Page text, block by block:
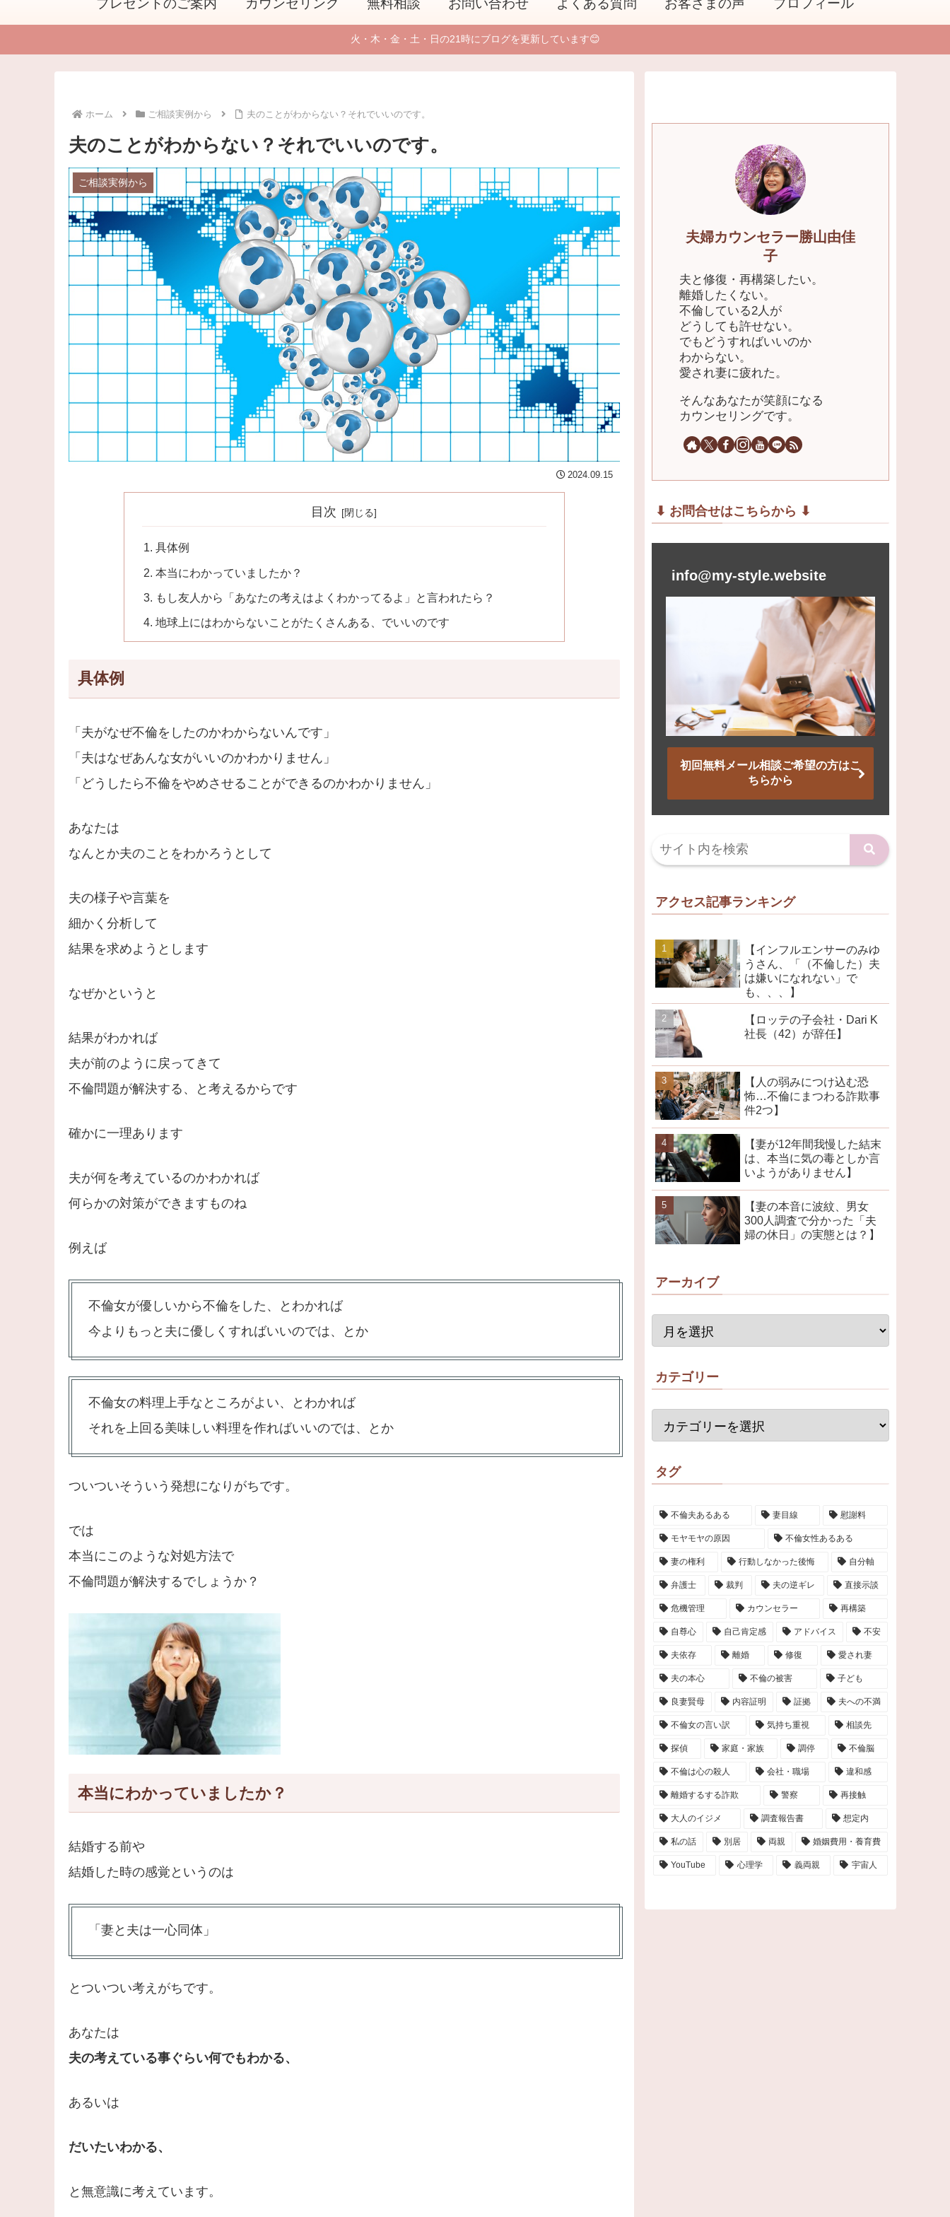
プレゼントのご案内 カウンセリング 無料相談 お問い合わせ よくある質問 お客さまの声 プロフィール
火・木・金・土・日の21時にブログを更新しています😊
ホーム ご相談実例から 夫のことがわからない？それでいいのです。
夫のことがわからない？それでいいのです。
ご相談実例から
2024.09.15
目次
具体例
本当にわかっていましたか？
もし友人から「あなたの考えはよくわかってるよ」と言われたら？
地球上にはわからないことがたくさんある、でいいのです
具体例
「夫がなぜ不倫をしたのかわからないんです」
「夫はなぜあんな女がいいのかわかりません」
「どうしたら不倫をやめさせることができるのかわかりません」
あなたは
なんとか夫のことをわかろうとして
夫の様子や言葉を
細かく分析して
結果を求めようとします
なぜかというと
結果がわかれば
夫が前のように戻ってきて
不倫問題が解決する、と考えるからです
確かに一理あります
夫が何を考えているのかわかれば
何らかの対策ができますものね
例えば
不倫女が優しいから不倫をした、とわかれば
今よりもっと夫に優しくすればいいのでは、とか
不倫女の料理上手なところがよい、とわかれば
それを上回る美味しい料理を作ればいいのでは、とか
ついついそういう発想になりがちです。
では
本当にこのような対処方法で
不倫問題が解決するでしょうか？
本当にわかっていましたか？
結婚する前や
結婚した時の感覚というのは
「妻と夫は一心同体」
とついつい考えがちです。
あなたは
夫の考えている事ぐらい何でもわかる、
あるいは
だいたいわかる、
と無意識に考えています。
夫婦カウンセラー勝山由佳
子
夫と修復・再構築したい。
離婚したくない。
不倫している2人が
どうしても許せない。
でもどうすればいいのか
わからない。
愛され妻に疲れた。
そんなあなたが笑顔になる
カウンセリングです。
⬇︎ お問合せはこちらから ⬇︎
info@my-style.website
初回無料メール相談ご希望の方はこ
ちらから
アクセス記事ランキング
【インフルエンサーのみゆ
うさん、「（不倫した）夫
は嫌いになれない」で
も、、、】
【ロッテの子会社・Dari K
社長（42）が辞任】
【人の弱みにつけ込む恐
怖…不倫にまつわる詐欺事
件2つ】
【妻が12年間我慢した結末
は、本当に気の毒としか言
いようがありません】
【妻の本音に波紋、男女
300人調査で分かった「夫
婦の休日」の実態とは？】
アーカイブ
カテゴリー
タグ
不倫夫あるある 妻目線 慰謝料
モヤモヤの原因 不倫女性あるある
妻の権利 行動しなかった後悔 自分軸
弁護士 裁判 夫の逆ギレ 直接示談
危機管理 カウンセラー 再構築
自尊心 自己肯定感 アドバイス 不安
夫依存 離婚 修復 愛され妻
夫の本心 不倫の被害 子ども
良妻賢母 内容証明 証拠 夫への不満
不倫女の言い訳 気持ち重視 相談先
探偵 家庭・家族 調停 不倫脳
不倫は心の殺人 会社・職場 違和感
離婚するする詐欺 警察 再接触
大人のイジメ 調査報告書 想定内
私の話 別居 両親 婚姻費用・養育費
YouTube 心理学 義両親 宇宙人